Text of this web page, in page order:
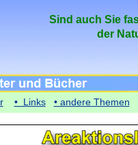
Sind auch Sie
der
• Links • andere Themen